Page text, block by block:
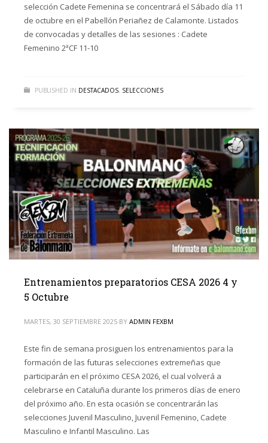
selección Cadete Femenina se concentrará el Sábado día 11
de octubre en el Pabellón Periañez de Calamonte. Listados
de convocadas y detalles de las sesiones : Cadete
Femenino 2ªCF 11-10
PUBLISHED IN DESTACADOS, SELECCIONES
Entrenamientos preparatorios CESA 2026 4 y
5 Octubre
MARTES, 30 SEPTIEMBRE 2025 BY ADMIN FEXBM
Este fin de semana prosiguen los entrenamientos para la
formación de las futuras selecciones extremeñas que
participarán en el próximo CESA 2026, el cual volverá a
celebrarse en Cataluña durante los primeros días de enero
del próximo año. En esta ocasión se concentrarán las
selecciones Juvenil Masculino, Juvenil Femenino, Cadete
Masculino e Infantil Masculino. Las